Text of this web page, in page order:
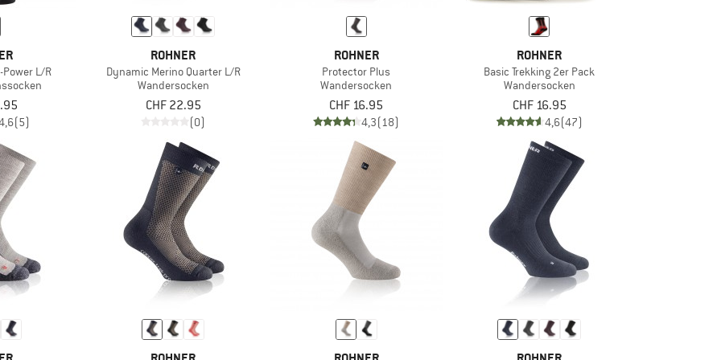
L/R
(5)
ROHNER
Dynamic Merino Quarter L/R
Wandersocken
CHF 22.95
(0)
ROHNER
Protector Plus
Wandersocken
CHF 16.95
4,3(18)
ROHNER
Basic Trekking 2er Pack
Wandersocken
CHF 16.95
4,6(47)